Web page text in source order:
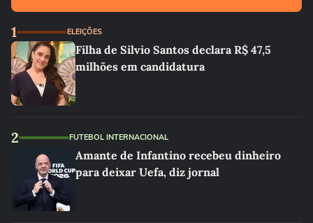
1 ELEIÇÕES
Filha de Silvio Santos declara R$ 47,5
milhões em candidatura
2 FUTEBOL INTERNACIONAL
Amante de Infantino recebeu dinheiro
para deixar Uefa, diz jornal